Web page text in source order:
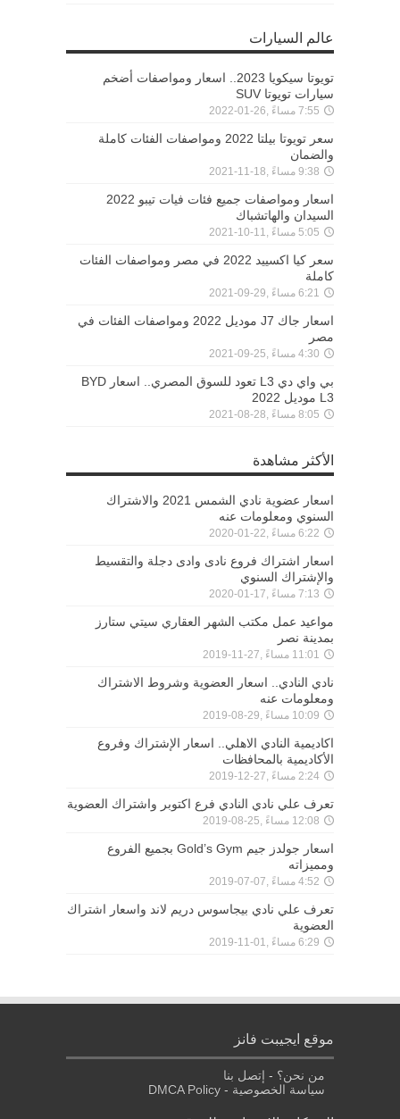
عالم السيارات
تويوتا سيكويا 2023.. اسعار ومواصفات أضخم
سيارات تويوتا SUV
7:55 مساءً ,26-01-2022
سعر تويوتا بيلتا 2022 ومواصفات الفئات كاملة
والضمان
9:38 مساءً ,18-11-2021
اسعار ومواصفات جميع فئات فيات تيبو 2022
السيدان والهاتشباك
5:05 مساءً ,11-10-2021
سعر كيا اكسييد 2022 في مصر ومواصفات الفئات
كاملة
6:21 مساءً ,29-09-2021
اسعار جاك J7 موديل 2022 ومواصفات الفئات في
مصر
4:30 مساءً ,25-09-2021
بي واي دي L3 تعود للسوق المصري.. اسعار BYD
L3 موديل 2022
8:05 مساءً ,28-08-2021
الأكثر مشاهدة
اسعار عضوية نادي الشمس 2021 والاشتراك
السنوي ومعلومات عنه
6:22 مساءً ,22-01-2020
اسعار اشتراك فروع نادى وادى دجلة والتقسيط
والإشتراك السنوي
7:13 مساءً ,17-01-2020
مواعيد عمل مكتب الشهر العقاري سيتي ستارز
بمدينة نصر
11:01 مساءً ,27-11-2019
نادي النادي.. اسعار العضوية وشروط الاشتراك
ومعلومات عنه
10:09 مساءً ,29-08-2019
اكاديمية النادي الاهلي.. اسعار الإشتراك وفروع
الأكاديمية بالمحافظات
2:24 مساءً ,27-12-2019
تعرف علي نادي النادي فرع اكتوبر واشتراك العضوية
12:08 مساءً ,25-08-2019
اسعار جولدز جيم Gold’s Gym بجميع الفروع
ومميزاته
4:52 مساءً ,07-07-2019
تعرف علي نادي بيجاسوس دريم لاند واسعار اشتراك
العضوية
6:29 مساءً ,01-11-2019
موقع ايجيبت فانز
من نحن؟ - إتصل بنا
سياسة الخصوصية -
DMCA Policy